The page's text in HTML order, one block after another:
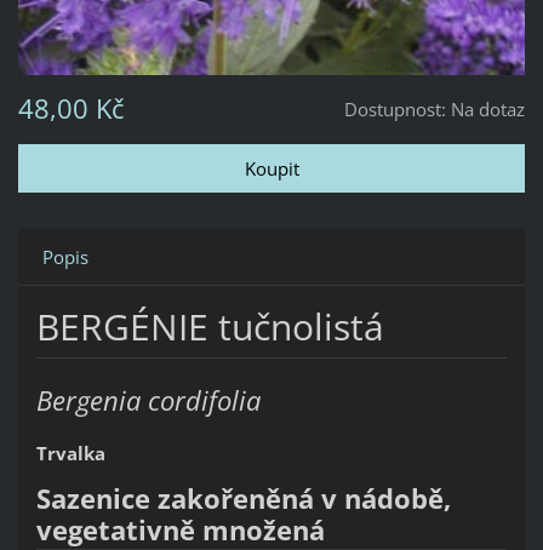
Dostupnost: Na dotaz
48,00 Kč
Popis
BERGÉNIE tučnolistá
Bergenia cordifolia
Trvalka
Sazenice zakořeněná v nádobě,
vegetativně množená